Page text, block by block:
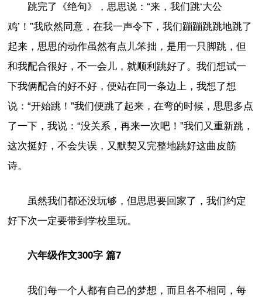
跳完了《绝句》，思思说：“来，我们跳‘大公
鸡’！”我欣然同意，在我一声令下，我们蹦蹦跳跳地跳了
起来，思思的动作虽然有点儿笨拙，是用一只脚跳，但
和我配合很好，不一会儿，就顺利跳好了。我们想试一
下我俩配合的好不好，便站在同一条边上，我想了想
说：“开始跳！”我们便跳了起来，在弯的时候，思思多点
了一下，我说：“没关系，再来一次吧！”我们又重新跳，
这次挺好，不会失误，又默契又完整地跳好这曲皮筋
诗。
虽然我们都还没玩够，但思思要回家了，我们约定
好下次一定要带到学校里玩。
六年级作文300字 篇7
我们每一个人都有自己的梦想，而且各不相同，每